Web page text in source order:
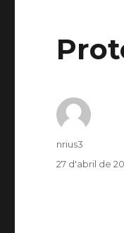
Author
nrius3
Posted
27 d'abril de